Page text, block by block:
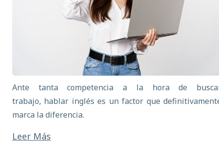
Ante tanta competencia a la hora de
trabajo, hablar inglés es un factor que
marca la diferencia.
Leer Más